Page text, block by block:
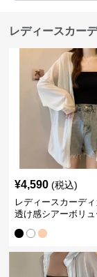
レディースカー
¥4,590 (税込)
レディースカーデ
透け感シアーボリ